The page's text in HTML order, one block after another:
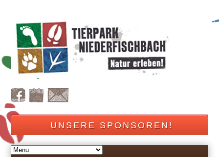
UNSERE SPONSOREN!